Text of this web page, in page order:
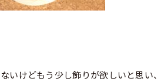
いけどもう少し飾りが欲しいと思い、